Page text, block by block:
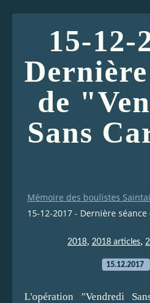
15-12-
Dernière
de
Sans
Mémoire des boulistes
15-12-2017 - Dernière
2018, 2018 articles,
15.12.2017
L'opération "Vendredi